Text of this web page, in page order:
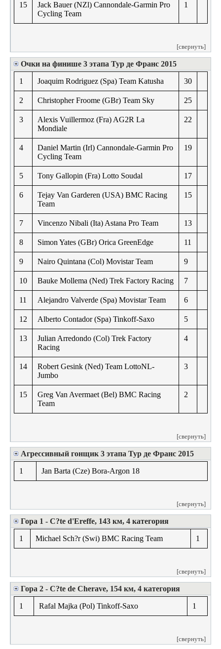
15
Jack Bauer (NZl) Cannondale-Garmin Pro
Cycling Team
1
[свернуть]
Очки на финише 3 этапа Тур де Франс 2015
1 Joaquim Rodriguez (Spa) Team Katusha 30
2 Christopher Froome (GBr) Team Sky 25
3
Alexis Vuillermoz (Fra) AG2R La
Mondiale
22
4
Daniel Martin (Irl) Cannondale-Garmin Pro
Cycling Team
19
5 Tony Gallopin (Fra) Lotto Soudal 17
6
Tejay Van Garderen (USA) BMC Racing
Team
15
7 Vincenzo Nibali (Ita) Astana Pro Team 13
8 Simon Yates (GBr) Orica GreenEdge 11
9 Nairo Quintana (Col) Movistar Team 9
10 Bauke Mollema (Ned) Trek Factory Racing 7
11 Alejandro Valverde (Spa) Movistar Team 6
12 Alberto Contador (Spa) Tinkoff-Saxo 5
13
Julian Arredondo (Col) Trek Factory
Racing
4
14
Robert Gesink (Ned) Team LottoNL-
Jumbo
3
15
Greg Van Avermaet (Bel) BMC Racing
Team
2
[свернуть]
Агрессивный гонщик 3 этапа Тур де Франс 2015
1 Jan Barta (Cze) Bora-Argon 18
[свернуть]
Гора 1 - C?te d'Ereffe, 143 км, 4 категория
1 Michael Sch?r (Swi) BMC Racing Team 1
[свернуть]
Гора 2 - C?te de Cherave, 154 км, 4 категория
1 Rafal Majka (Pol) Tinkoff-Saxo 1
[свернуть]